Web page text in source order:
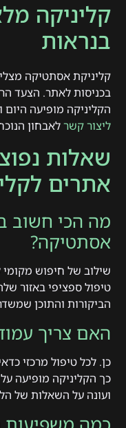
קליניקה
בנראות
קליניקת אסתטיקה
בכניסות לאתר. הצעד
הקליניקה מופיעה
ליצור קשרלאבחון
שאלות
אתרים
מה הכי חשוב
אסתטיקה?
שילוב של חיפוש
טיפול ספציפי באזור
הביקורות והתוכן
האם צריך
כן. לכל טיפול מרכזי
כך הקליניקה מופיעה
ועונה על השאלות של